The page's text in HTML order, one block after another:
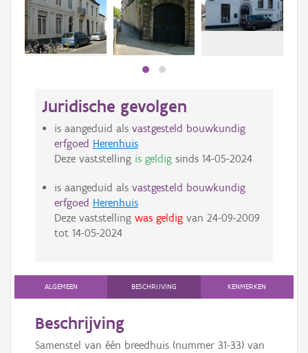
Juridische gevolgen
is aangeduid als vastgesteld bouwkundig
erfgoed Herenhuis
Deze vaststelling is geldigsinds 14-05-2024
is aangeduid als vastgesteld bouwkundig
erfgoed Herenhuis
Deze vaststelling was geldigvan 24-09-2009
tot 14-05-2024
ALGEMEEN BESCHRIJVING KENMERKEN
Beschrijving
Samenstel van één breedhuis (nummer 31-33) van